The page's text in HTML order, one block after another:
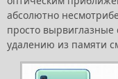
абсолютно
просто
удалению из памяти